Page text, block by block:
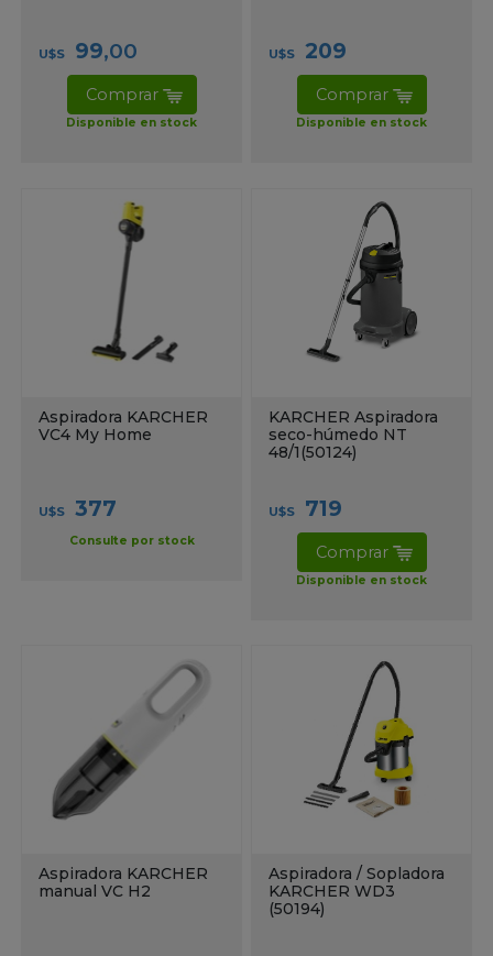
U$S 99,00
Disponible en stock
Comprar
U$S 209
Disponible en stock
Comprar
Aspiradora KARCHER
VC4 My Home
U$S 377
Consulte por stock
KARCHER Aspiradora
seco-húmedo NT
48/1(50124)
U$S 719
Disponible en stock
Comprar
Aspiradora KARCHER
manual VC H2
Aspiradora / Sopladora
KARCHER WD3
(50194)